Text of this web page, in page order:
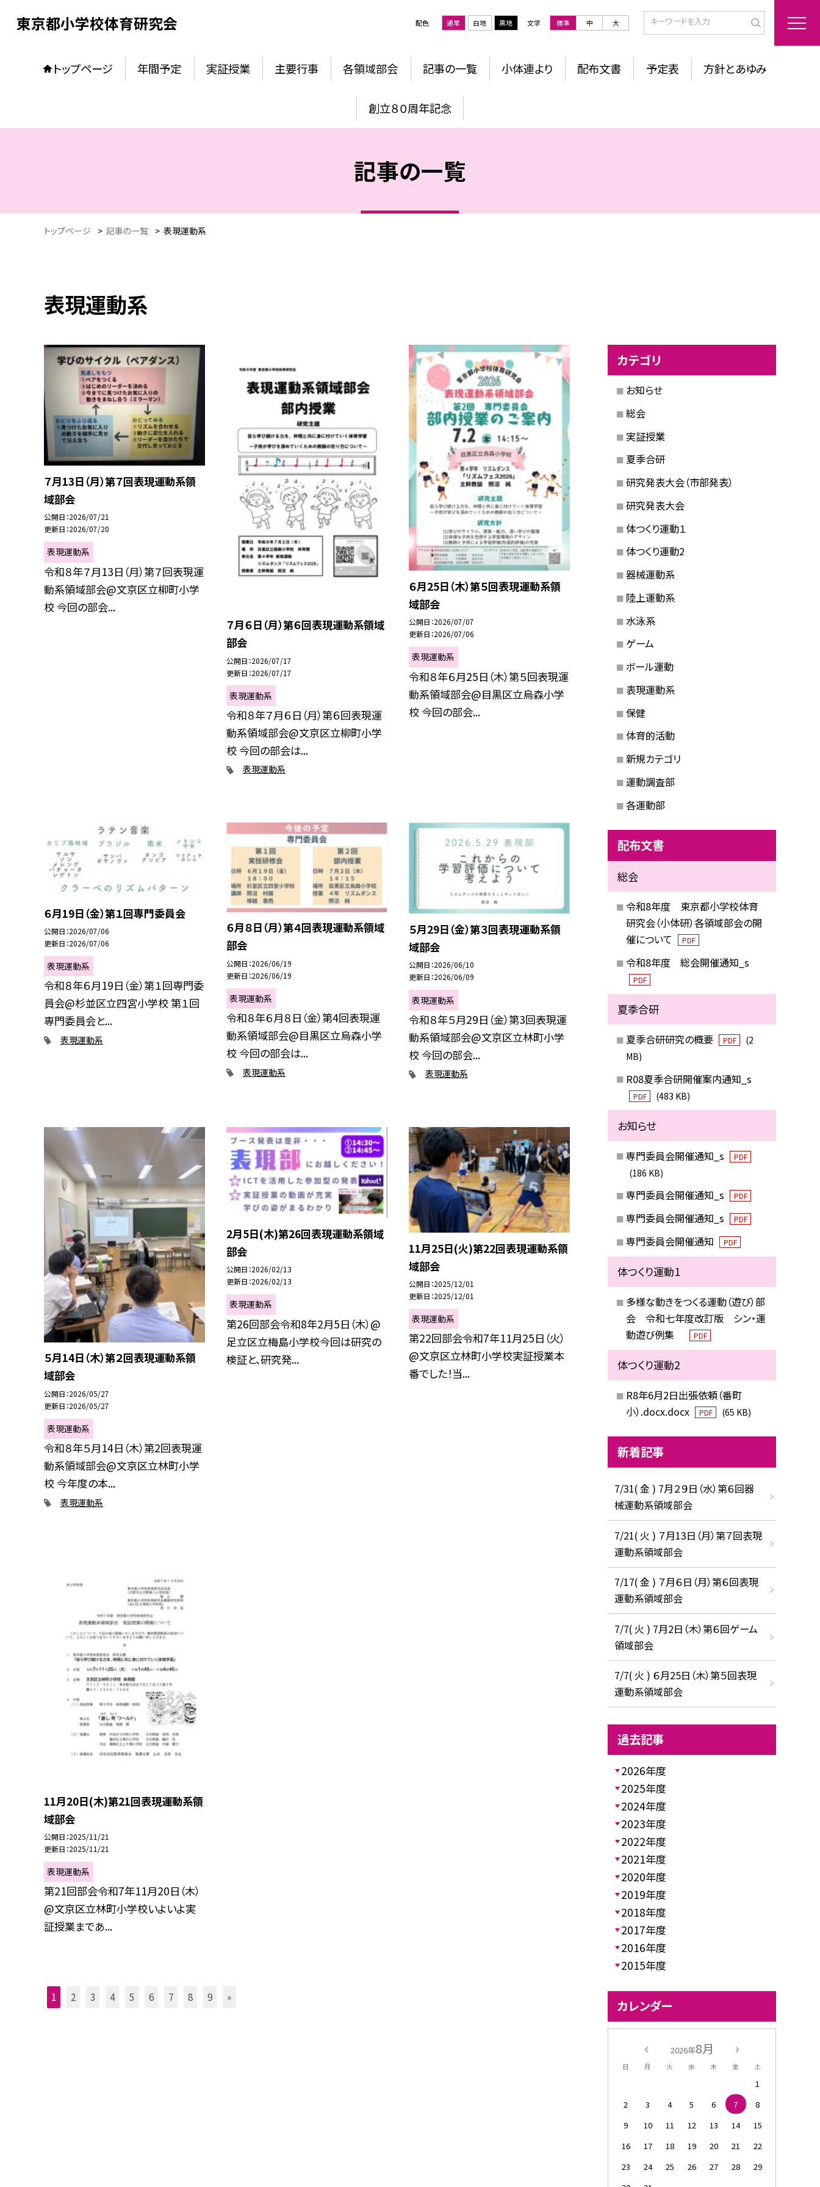
東京都小学校体育研究会 配色 通常 白地 黒地 文字 標準 中 大
トップページ 年間予定 実証授業 主要行事 各領域部会 記事の一覧 小体連より 配布文書 予定表 方針とあゆみ
創立８０周年記念
記事の一覧
トップページ > 記事の一覧 > 表現運動系
表現運動系
７月13日（月）第７回表現運動系領
域部会
公開日 2026/07/21
更新日 2026/07/20
表現運動系
令和８年７月13日（月）第７回表現運
動系領域部会@文京区立柳町小学
校 今回の部会...
７月６日（月）第６回表現運動系領域
部会
公開日 2026/07/17
更新日 2026/07/17
表現運動系
令和８年７月６日（月）第６回表現運
動系領域部会@文京区立柳町小学
校 今回の部会は...
表現運動系
６月25日（木）第５回表現運動系領
域部会
公開日 2026/07/07
更新日 2026/07/06
表現運動系
令和８年６月25日（木）第５回表現運
動系領域部会@目黒区立烏森小学
校 今回の部会...
６月19日（金）第１回専門委員会
公開日 2026/07/06
更新日 2026/07/06
表現運動系
令和８年６月19日（金）第１回専門委
員会@杉並区立四宮小学校 第１回
専門委員会と...
表現運動系
６月８日（月）第４回表現運動系領域
部会
公開日 2026/06/19
更新日 2026/06/19
表現運動系
令和８年６月８日（金）第4回表現運
動系領域部会@目黒区立烏森小学
校 今回の部会は...
表現運動系
５月29日（金）第３回表現運動系領
域部会
公開日 2026/06/10
更新日 2026/06/09
表現運動系
令和８年５月29日（金）第3回表現運
動系領域部会@文京区立林町小学
校 今回の部会...
表現運動系
５月14日（木）第２回表現運動系領
域部会
公開日 2026/05/27
更新日 2026/05/27
表現運動系
令和８年５月14日（木）第2回表現運
動系領域部会@文京区立林町小学
校 今年度の本...
表現運動系
2月5日(木)第26回表現運動系領域
部会
公開日 2026/02/13
更新日 2026/02/13
表現運動系
第26回部会令和8年2月5日（木）@
足立区立梅島小学校今回は研究の
検証と、研究発...
11月25日(火)第22回表現運動系領
域部会
公開日 2025/12/01
更新日 2025/12/01
表現運動系
第22回部会令和7年11月25日（火）
@文京区立林町小学校実証授業本
番でした！当...
11月20日(木)第21回表現運動系領
域部会
公開日 2025/11/21
更新日 2025/11/21
表現運動系
第21回部会令和7年11月20日（木）
@文京区立林町小学校いよいよ実
証授業まであ...
1 2 3 4 5 6 7 8 9 »
カテゴリ
お知らせ
総会
実証授業
夏季合研
研究発表大会（市部発表）
研究発表大会
体つくり運動１
体つくり運動2
器械運動系
陸上運動系
水泳系
ゲーム
ボール運動
表現運動系
保健
体育的活動
新規カテゴリ
運動調査部
各運動部
配布文書
総会
令和8年度 東京都小学校体育
研究会（小体研）各領域部会の開
催について
PDF
令和8年度 総会開催通知_s
PDF
夏季合研
夏季合研研究の概要 PDF
(2
MB)
R08夏季合研開催案内通知_s
PDF (483 KB)
お知らせ
専門委員会開催通知_s PDF
(186 KB)
専門委員会開催通知_s PDF
専門委員会開催通知_s PDF
専門委員会開催通知 PDF
体つくり運動1
多様な動きをつくる運動（遊び）部
会 令和七年度改訂版 シン・運
動遊び例集
PDF
体つくり運動2
R8年6月2日出張依頼（番町
小）.docx.docx
PDF (65 KB)
新着記事
7/31( 金 ) 7月２９日（水）第６回器
械運動系領域部会
7/21( 火 ) ７月13日（月）第７回表現
運動系領域部会
7/17( 金 ) ７月６日（月）第６回表現
運動系領域部会
7/7( 火 ) 7月2日（木）第６回ゲーム
領域部会
7/7( 火 ) ６月25日（木）第５回表現
運動系領域部会
過去記事
2026年度
2025年度
2024年度
2023年度
2022年度
2021年度
2020年度
2019年度
2018年度
2017年度
2016年度
2015年度
カレンダー
2026年8月
日 月 火 水 木 金 土
1
2
3 4 5 6 7
8
9
10 11 12 13 14
15
16
17 18 19 20 21
22
23
24 25 26 27 28
29